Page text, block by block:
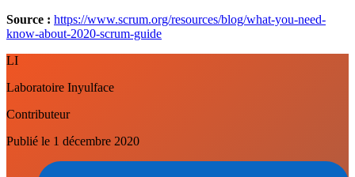
Source : https://www.scrum.org/resources/blog/what-you-need-
know-about-2020-scrum-guide
LI
Laboratoire Inyulface
Contributeur
Publié le 1 décembre 2020